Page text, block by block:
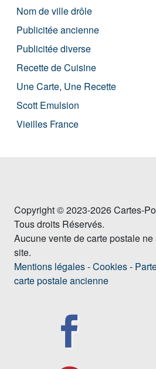
Nom de ville drôle
Publicitée ancienne
Publicitée diverse
Recette de Cuisine
Une Carte, Une Recette
Scott Emulsion
Vieilles France
Copyright © 2023-2026 Cartes-
Tous droits Réservés.
Aucune vente de carte postale
site.
Mentions légales-Cookies-
carte postale ancienne